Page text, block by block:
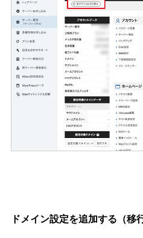
ドメイン設定を追加する（移